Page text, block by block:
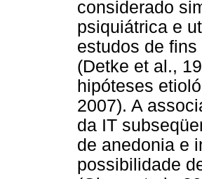
considerado
psiquiátrica e
estudos de
(Detke et al.,
hipóteses
2007). A
da IT
de anedonia e
possibilidade